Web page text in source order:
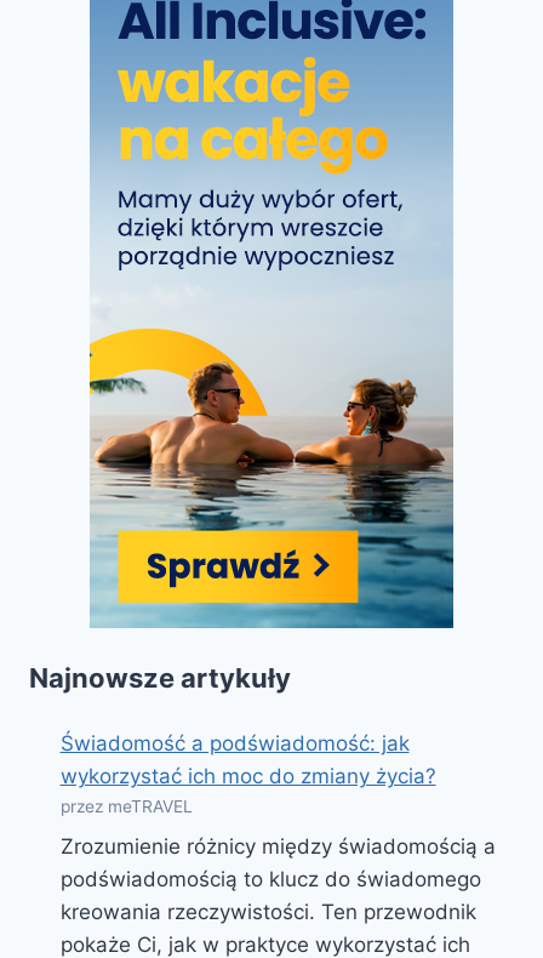
Najnowsze artykuły
Świadomość a podświadomość: jak
wykorzystać ich moc do zmiany życia?
przez meTRAVEL
Zrozumienie różnicy między świadomością a
podświadomością to klucz do świadomego
kreowania rzeczywistości. Ten przewodnik
pokaże Ci, jak w praktyce wykorzystać ich